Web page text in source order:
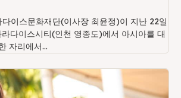
이스문화재단(이사장 최윤정)이 지난 22일
다이스시티(인천 영종도)에서 아시아를 대
자리에서...